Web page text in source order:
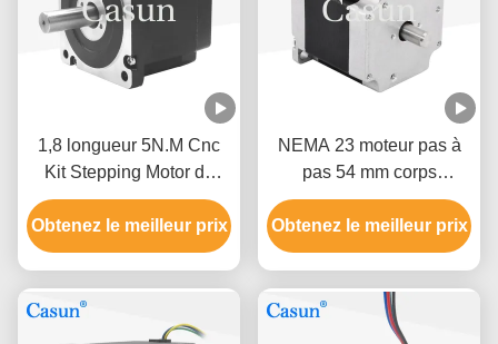
1,8 longueur 5N.M Cnc
Kit Stepping Motor de
moteur pas à pas de la
NEMA 34 de degré 86mm
hybride
Obtenez le meilleur prix
NEMA 23 moteur pas à
pas 54 mm corps
1.26N.m 2.8A double
arbre pour CNC
Obtenez le meilleur prix